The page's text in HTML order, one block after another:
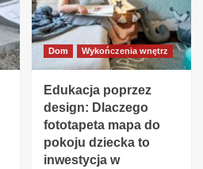
Dom Wykończenia wnętrz
Edukacja poprzez
design: Dlaczego
fototapeta mapa do
pokoju dziecka to
inwestycja w